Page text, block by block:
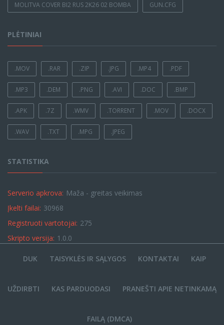
MOLITVA COVER BI2 RUS 2K26 02 BOMBA GUN.CFG
PLĖTINIAI
.MOV .RAR .ZIP .JPG .MP4 .PDF
.MP3 .DEM .PNG .AVI .DOC .BMP
.APK .7Z .WMV .TORRENT .MOV .DOCX
.WAV .TXT .MPG .JPEG
STATISTIKA
Serverio apkrova: Maža - greitas veikimas
Įkelti failai: 30968
Registruoti vartotojai: 275
Skripto versija: 1.0.0
DUK TAISYKLĖS IR SĄLYGOS KONTAKTAI KAIP
UŽDIRBTI KAS PARDUODASI PRANEŠTI APIE NETINKAMĄ
FAILĄ (DMCA)